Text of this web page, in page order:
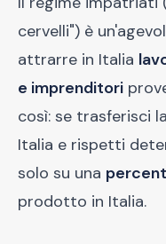
cervelli") è
attrarre in Italia
e imprenditori
così: se trasferisci
Italia e rispetti
solo su una
prodotto in Italia.